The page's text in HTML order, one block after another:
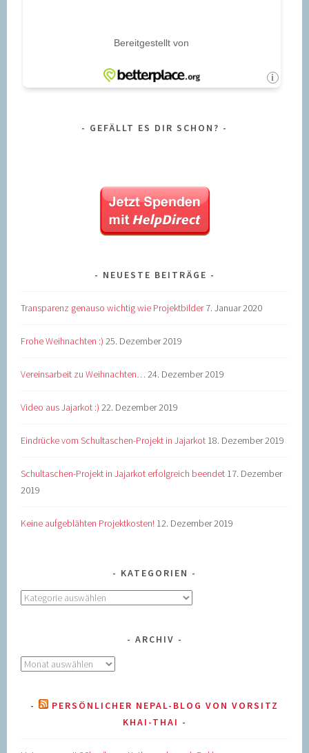
GEFÄLLT ES DIR SCHON?
NEUESTE BEITRÄGE
Transparenz genauso wichtig wie Projektbilder 7. Januar 2020
Frohe Weihnachten :) 25. Dezember 2019
Vereinsarbeit zu Weihnachten… 24. Dezember 2019
Video aus Jajarkot :) 22. Dezember 2019
Eindrücke vom Schultaschen-Projekt in Jajarkot 18. Dezember 2019
Schultaschen-Projekt in Jajarkot erfolgreich beendet 17. Dezember
2019
Keine aufgeblähten Projektkosten! 12. Dezember 2019
KATEGORIEN
Kategorien
ARCHIV
Archiv
PERSÖNLICHER NEPAL-BLOG VON VORSITZ
KHAI-THAI